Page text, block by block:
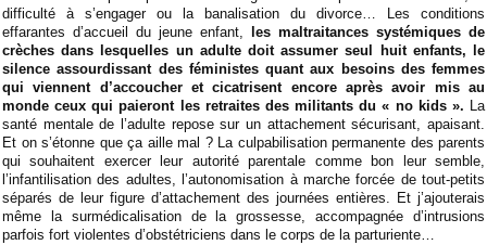
difficulté à s’engager ou la banalisation du divorce… Les conditions
effarantes d’accueil du jeune enfant,
les maltraitances systémiques de
crèches dans lesquelles un adulte doit assumer seul huit enfants, le
silence assourdissant des féministes quant aux besoins des femmes
qui viennent d’accoucher et cicatrisent encore après avoir mis au
monde ceux qui paieront les retraites des militants du « no kids ». La
santé mentale de l’adulte repose sur un attachement sécurisant, apaisant.
Et on s’étonne que ça aille mal ? La culpabilisation permanente des parents
qui souhaitent exercer leur autorité parentale comme bon leur semble,
l’infantilisation des adultes, l’autonomisation à marche forcée de tout-petits
séparés de leur figure d’attachement des journées entières. Et j’ajouterais
même la surmédicalisation de la grossesse, accompagnée d’intrusions
parfois fort violentes d’obstétriciens dans le corps de la parturiente…